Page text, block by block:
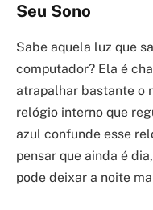
Seu Sono
Sabe aquela luz que
computador? Ela é
atrapalhar bastante o
relógio interno que
azul confunde esse
pensar que ainda é
pode deixar a noite